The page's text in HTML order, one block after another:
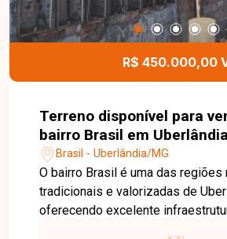
R$ 450.000,00
Terreno disponível para
bairro Brasil em
Brasil - Uberlândia/MG
O bairro Brasil é uma das regiões
tradicionais e valorizadas de
oferecendo excelente